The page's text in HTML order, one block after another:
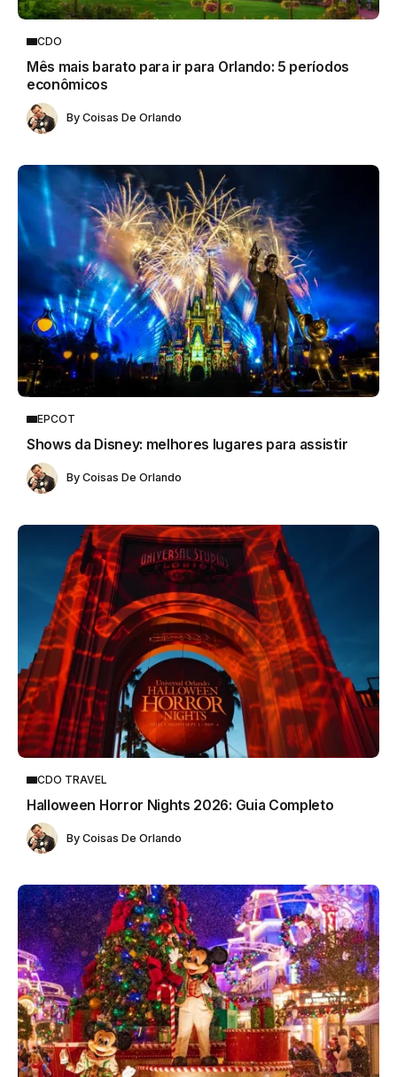
CDO
Mês mais barato para ir para Orlando: 5 períodos
econômicos
By Coisas De Orlando
EPCOT
Shows da Disney: melhores lugares para assistir
By Coisas De Orlando
CDO TRAVEL
Halloween Horror Nights 2026: Guia Completo
By Coisas De Orlando